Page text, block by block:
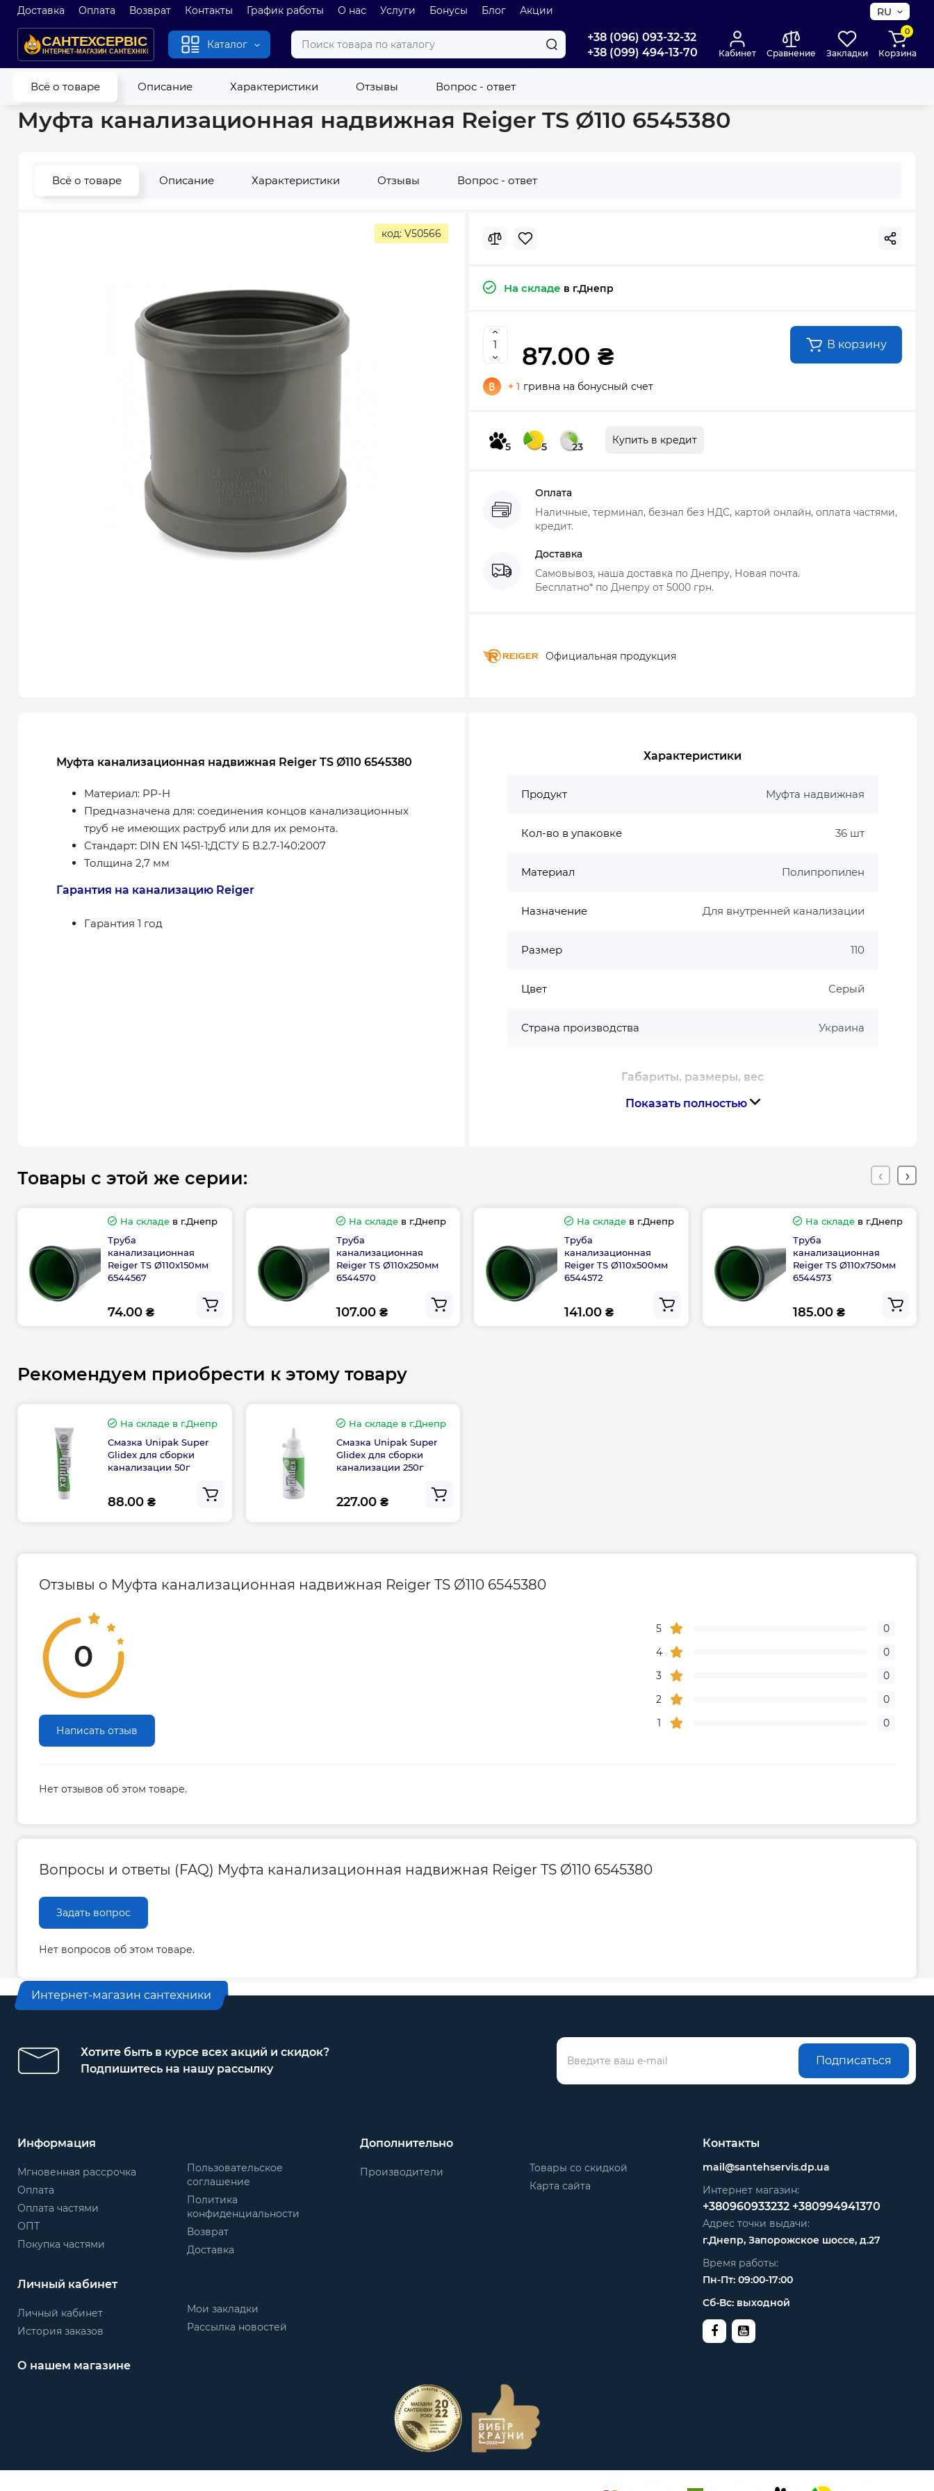
Доставка Оплата Возврат Контакты График работы О нас Услуги Бонусы Блог Акции RU
Каталог
+38 (096) 093-32-32
+38 (099) 494-13-70
Кабинет Сравнение Закладки
0
Корзина
Всё о товаре Описание Характеристики Отзывы Вопрос - ответ
Главная Канализация Канализационные трубы и фитинги Внутренняя канализация Муфта канализационная надвижная Reiger TS Ø110 6545380
Муфта канализационная надвижная Reiger TS Ø110 6545380
Всё о товаре Описание Характеристики Отзывы Вопрос - ответ
код: V50566
На складе в г.Днепр
87.00 ₴ В корзину
+ 1 гривна на бонусный счет
5 5 23
Купить в кредит
Оплата
Наличные, терминал, безнал без НДС, картой онлайн, оплата частями,
кредит.
Доставка
Самовывоз, наша доставка по Днепру, Новая почта.
Бесплатно* по Днепру от 5000 грн.
Официальная продукция
Муфта канализационная надвижная Reiger TS Ø110 6545380
Материал: PP-H
Предназначена для: соединения концов канализационных
труб не имеющих раструб или для их ремонта.
Стандарт: DIN EN 1451-1;ДСТУ Б В.2.7-140:2007
Толщина 2,7 мм
Гарантия на канализацию Reiger
Гарантия 1 год
Характеристики
Продукт Муфта надвижная
Кол-во в упаковке 36 шт
Материал Полипропилен
Назначение Для внутренней канализации
Размер 110
Цвет Серый
Страна производства Украина
Габариты, размеры, вес
Гарантия производителя, мес
Показать полностью
Товары с этой же серии:
На складе в г.Днепр
Труба
канализационная
Reiger TS Ø110х150мм
6544567
74.00 ₴
На складев г.Днепр
Труба
канализационная
Reiger TS Ø110х250мм
6544570
107.00 ₴
На складе в г.Днепр
Труба
канализационная
Reiger TS Ø110х500мм
6544572
141.00 ₴
На складев г.Днепр
Труба
канализационная
Reiger TS Ø110х750мм
6544573
185.00 ₴
Рекомендуем приобрести к этому товару
На складе в г.Днепр
Смазка Unipak Super
Glidex для сборки
канализации 50г
88.00 ₴
На складев г.Днепр
Смазка Unipak Super
Glidex для сборки
канализации 250г
227.00 ₴
Отзывы о Муфта канализационная надвижная Reiger TS Ø110 6545380
0
Написать отзыв
5
0
4
0
3
0
2
0
1
0
Нет отзывов об этом товаре.
Вопросы и ответы (FAQ) Муфта канализационная надвижная Reiger TS Ø110 6545380
Задать вопрос
Нет вопросов об этом товаре.
Интернет-магазин сантехники
Хотите быть в курсе всех акций и скидок?
Подпишитесь на нашу рассылку
Подписаться
Информация
Мгновенная рассрочка
Оплата
Оплата частями
ОПТ
Покупка частями
Пользовательское
соглашение
Политика
конфиденциальности
Возврат
Доставка
Дополнительно
Производители
Товары со скидкой
Карта сайта
Личный кабинет
Личный кабинет
История заказов
Мои закладки
Рассылка новостей
Контакты
mail@santehservis.dp.ua
Интернет магазин:
+380960933232 +380994941370
Адрес точки выдачи:
г.Днепр, Запорожское шоссе, д.27
Время работы:
Пн-Пт: 09:00-17:00
Сб-Вс: выходной
О нашем магазине